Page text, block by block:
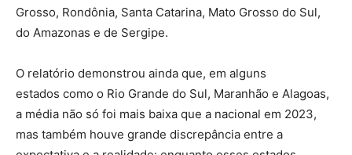
Grosso, Rondônia, Santa Catarina, Mato Grosso do Sul,
do Amazonas e de Sergipe.
O relatório demonstrou ainda que, em alguns
estados como o Rio Grande do Sul, Maranhão e Alagoas,
a média não só foi mais baixa que a nacional em 2023,
mas também houve grande discrepância entre a